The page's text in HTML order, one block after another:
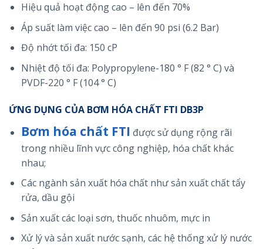
Hiệu quả hoạt động cao – lên đến 70%
Áp suất làm việc cao – lên đến 90 psi (6.2 Bar)
Độ nhớt tối đa: 150 cP
Nhiệt độ tối đa: Polypropylene-180 ° F (82 ° C) và
PVDF-220 ° F (104 ° C)
ỨNG DỤNG CỦA BƠM HÓA CHẤT FTI DB3P
Bơm hóa chất FTI được sử dụng rộng rãi
trong nhiều lĩnh vực công nghiệp, hóa chất khác
nhau;
Các ngành sản xuất hóa chất như sản xuất chất tẩy
rửa, dầu gội
Sản xuất các loại sơn, thuốc nhuôm, mực in
Xử lý và sản xuất nước sạnh, các hệ thống xử lý nước